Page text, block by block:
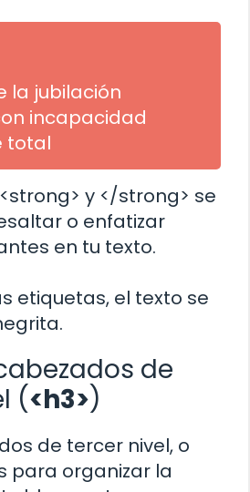
la jubilación
incapacidad
total
y </strong> se
o enfatizar
en tu texto.
etiquetas, el texto se
de
(<h3>)
de tercer nivel, o
para organizar la